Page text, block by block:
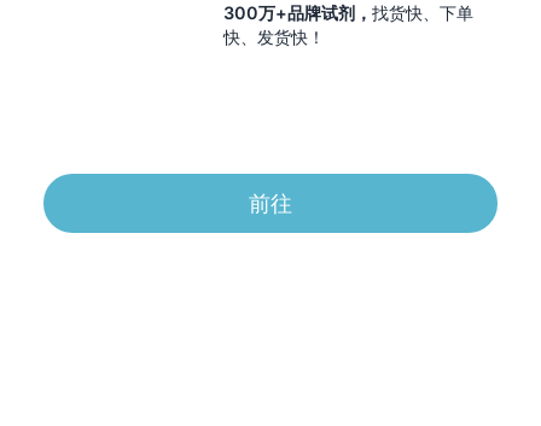
300万+品牌试剂，找货快、下单
快、发货快！
前往